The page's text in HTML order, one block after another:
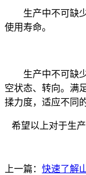
生产中不可缺
使用寿命。
生产中不可缺
空状态、转向。满
揉力度，适应不同
希望以上对于生
上一篇： 快速了解